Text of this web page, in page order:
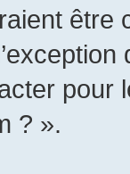
être
pour
? ».